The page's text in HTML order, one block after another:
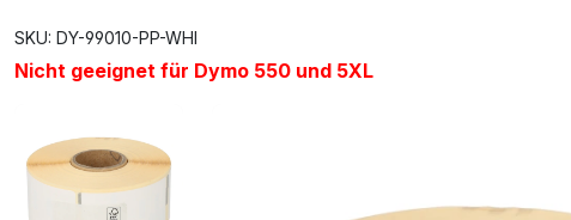
SKU: DY-99010-PP-WHI
Nicht geeignet für Dymo 550 und 5XL